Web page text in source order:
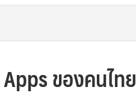
ของคนไทย